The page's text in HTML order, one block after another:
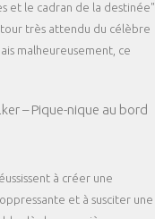
et le cadran de la destinée"
très attendu du célèbre
malheureusement, ce
– Pique-nique au bord
à créer une
et à susciter une